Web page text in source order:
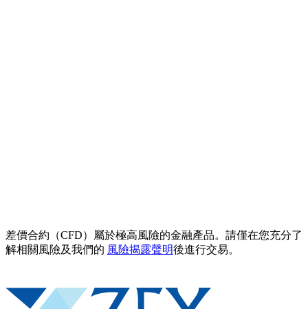
差價合約（CFD）屬於極高風險的金融產品。請僅在您充分了
解相關風險及我們的 風險揭露聲明後進行交易。